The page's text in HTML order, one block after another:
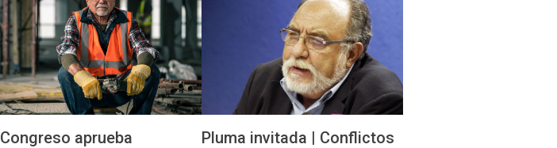
Congreso aprueba
Pluma invitada | Conflictos